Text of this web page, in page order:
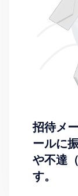
招待メ
ールに
や不達
す。